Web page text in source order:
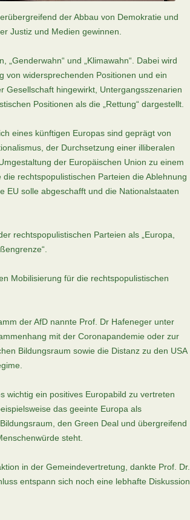
der Abbau von Demokratie und
Justiz und Medien gewinnen.
und „Klimawahn“. Dabei wird
von widersprechenden Positionen und ein
Gesellschaft hingewirkt, Untergangsszenarien
Positionen als die „Rettung“ dargestellt.
eines künftigen Europas sind geprägt von
der Durchsetzung einer illiberalen
der Europäischen Union zu einem
die rechtspopulistischen Parteien die Ablehnung
EU solle abgeschafft und die Nationalstaaten
rechtspopulistischen Parteien als „Europa,
Mobilisierung für die rechtspopulistischen
der AfD nannte Prof. Dr Hafeneger unter
mit der Coronapandemie oder zur
Bildungsraum sowie die Distanz zu den USA
wichtig ein positives Europabild zu vertreten
das geeinte Europa als
den Green Deal und übergreifend
steht.
in der Gemeindevertretung, dankte Prof. Dr.
entspann sich noch eine lebhafte Diskussion